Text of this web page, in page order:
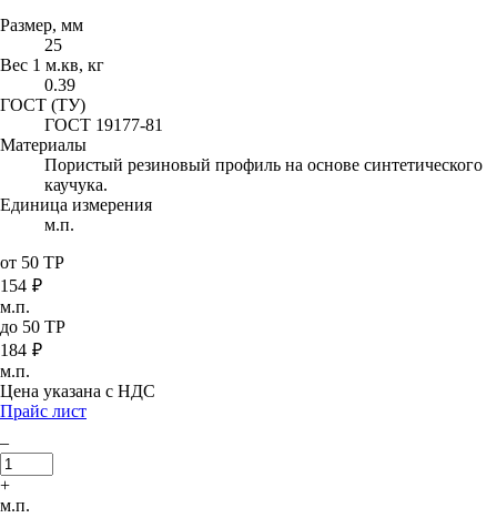
Размер, мм
25
Вес 1 м.кв, кг
0.39
ГОСТ (ТУ)
ГОСТ 19177-81
Материалы
Пористый резиновый профиль на основе синтетического
каучука.
Единица измерения
м.п.
от 50 ТР
154 ₽
м.п.
до 50 ТР
184 ₽
м.п.
Цена указана с НДС
Прайс лист
–
+
м.п.